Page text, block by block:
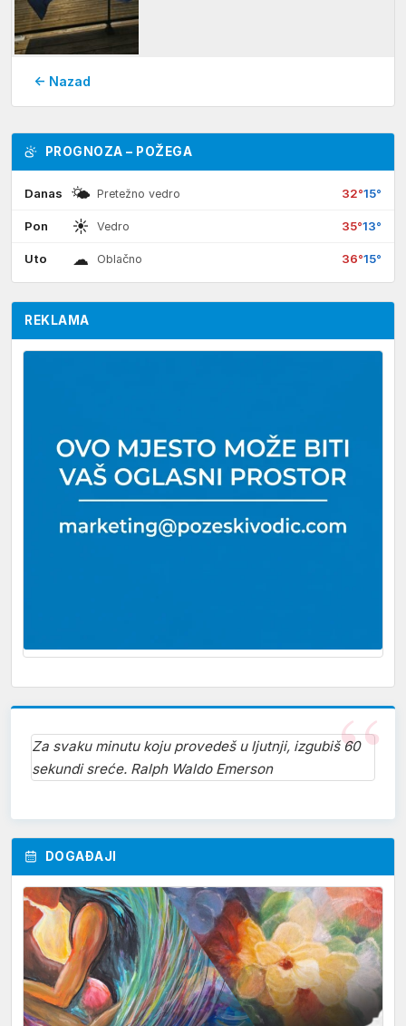
← Nazad
PROGNOZA – POŽEGA
Danas 🌤 Pretežno vedro 32°15°
Pon ☀ Vedro 35°13°
Uto ☁ Oblačno 36°15°
REKLAMA
Za svaku minutu koju provedeš u ljutnji, izgubiš 60
sekundi sreće. Ralph Waldo Emerson
DOGAĐAJI